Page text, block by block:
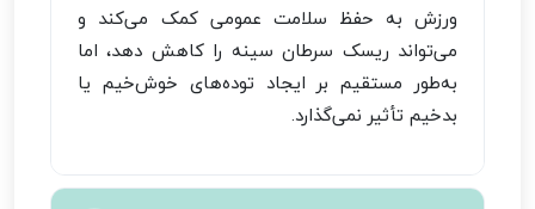
ورزش به حفظ سلامت عمومی کمک می‌کند و
می‌تواند ریسک سرطان سینه را کاهش دهد، اما
به‌طور مستقیم بر ایجاد توده‌های خوش‌خیم یا
بدخیم تأثیر نمی‌گذارد.